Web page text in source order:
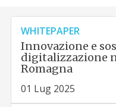
WHITEPAPER
Innovazione e
digitalizzazione
Romagna
01 Lug 2025